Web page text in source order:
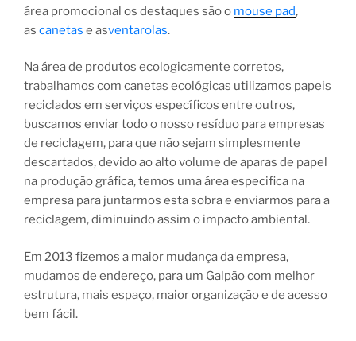
área promocional os destaques são o mouse pad,
as canetas e asventarolas.
Na área de produtos ecologicamente corretos,
trabalhamos com canetas ecológicas utilizamos papeis
reciclados em serviços específicos entre outros,
buscamos enviar todo o nosso resíduo para empresas
de reciclagem, para que não sejam simplesmente
descartados, devido ao alto volume de aparas de papel
na produção gráfica, temos uma área especifica na
empresa para juntarmos esta sobra e enviarmos para a
reciclagem, diminuindo assim o impacto ambiental.
Em 2013 fizemos a maior mudança da empresa,
mudamos de endereço, para um Galpão com melhor
estrutura, mais espaço, maior organização e de acesso
bem fácil.